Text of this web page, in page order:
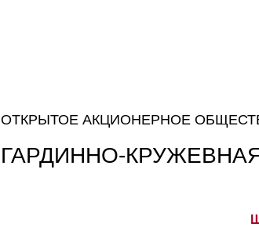
ОТКРЫТОЕ АКЦИОНЕРНОЕ
ГАРДИННО-